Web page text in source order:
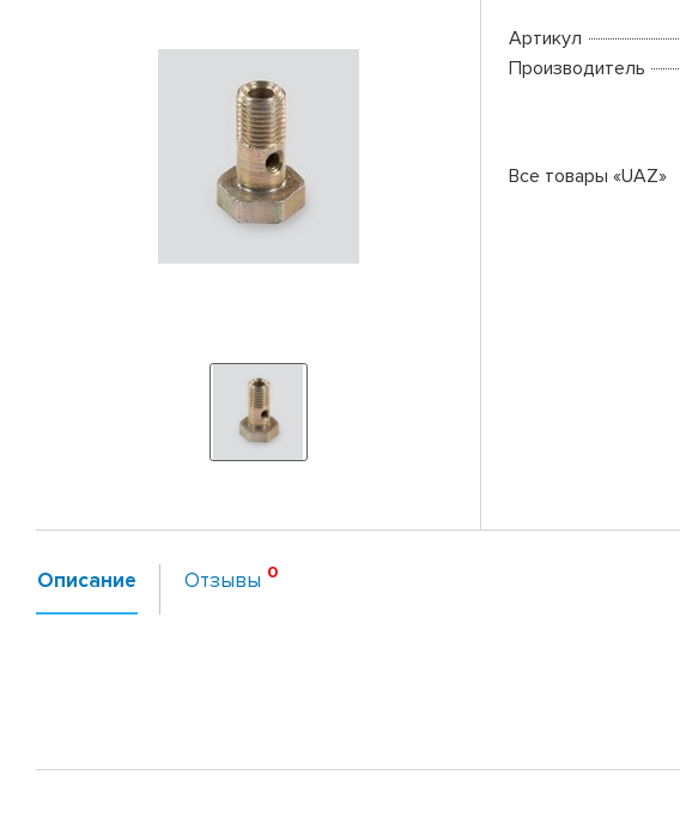
Артикул
Производитель
Все товары «UAZ»
Описание Отзывы